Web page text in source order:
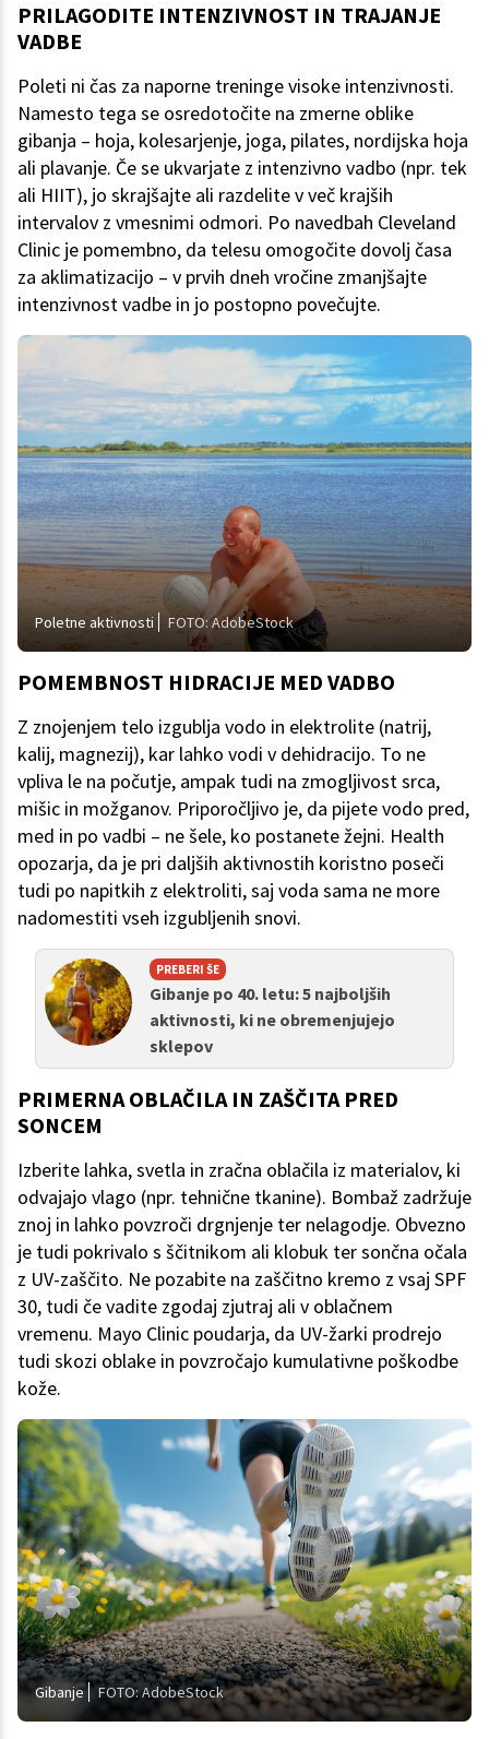
PRILAGODITE INTENZIVNOST IN TRAJANJE
VADBE
Poleti ni čas za naporne treninge visoke intenzivnosti.
Namesto tega se osredotočite na zmerne oblike
gibanja – hoja, kolesarjenje, joga, pilates, nordijska hoja
ali plavanje. Če se ukvarjate z intenzivno vadbo (npr. tek
ali HIIT), jo skrajšajte ali razdelite v več krajših
intervalov z vmesnimi odmori. Po navedbah Cleveland
Clinic je pomembno, da telesu omogočite dovolj časa
za aklimatizacijo – v prvih dneh vročine zmanjšajte
intenzivnost vadbe in jo postopno povečujte.
Poletne aktivnosti FOTO: AdobeStock
POMEMBNOST HIDRACIJE MED VADBO
Z znojenjem telo izgublja vodo in elektrolite (natrij,
kalij, magnezij), kar lahko vodi v dehidracijo. To ne
vpliva le na počutje, ampak tudi na zmogljivost srca,
mišic in možganov. Priporočljivo je, da pijete vodo pred,
med in po vadbi – ne šele, ko postanete žejni. Health
opozarja, da je pri daljših aktivnostih koristno poseči
tudi po napitkih z elektroliti, saj voda sama ne more
nadomestiti vseh izgubljenih snovi.
PREBERI ŠE
Gibanje po 40. letu: 5 najboljših
aktivnosti, ki ne obremenjujejo
sklepov
PRIMERNA OBLAČILA IN ZAŠČITA PRED
SONCEM
Izberite lahka, svetla in zračna oblačila iz materialov, ki
odvajajo vlago (npr. tehnične tkanine). Bombaž zadržuje
znoj in lahko povzroči drgnjenje ter nelagodje. Obvezno
je tudi pokrivalo s ščitnikom ali klobuk ter sončna očala
z UV-zaščito. Ne pozabite na zaščitno kremo z vsaj SPF
30, tudi če vadite zgodaj zjutraj ali v oblačnem
vremenu. Mayo Clinic poudarja, da UV-žarki prodrejo
tudi skozi oblake in povzročajo kumulativne poškodbe
kože.
Gibanje FOTO: AdobeStock